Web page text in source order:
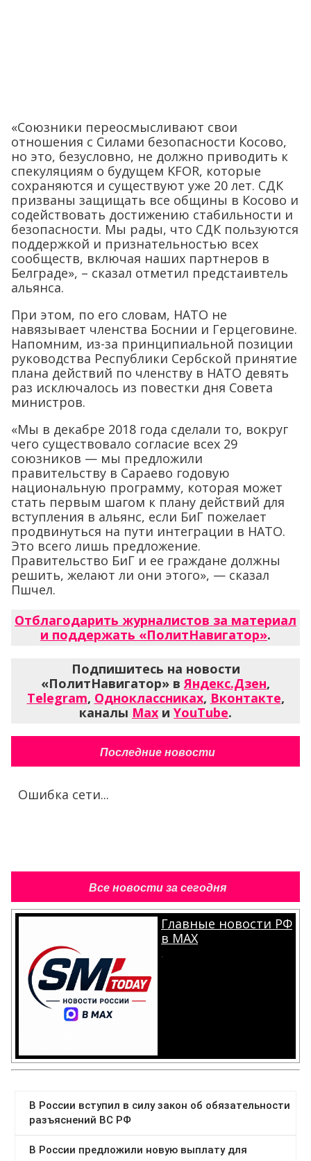
«Союзники переосмысливают свои
отношения с Силами безопасности Косово,
но это, безусловно, не должно приводить к
спекуляциям о будущем KFOR, которые
сохраняются и существуют уже 20 лет. СДК
призваны защищать все общины в Косово и
содействовать достижению стабильности и
безопасности. Мы рады, что СДК пользуются
поддержкой и признательностью всех
сообществ, включая наших партнеров в
Белграде», – сказал отметил предстаивтель
альянса.
При этом, по его словам, НАТО не
навязывает членства Боснии и Герцеговине.
Напомним, из-за принципиальной позиции
руководства Республики Сербской принятие
плана действий по членству в НАТО девять
раз исключалось из повестки дня Совета
министров.
«Мы в декабре 2018 года сделали то, вокруг
чего существовало согласие всех 29
союзников — мы предложили
правительству в Сараево годовую
национальную программу, которая может
стать первым шагом к плану действий для
вступления в альянс, если БиГ пожелает
продвинуться на пути интеграции в НАТО.
Это всего лишь предложение.
Правительство БиГ и ее граждане должны
решить, желают ли они этого», — сказал
Пшчел.
Отблагодарить журналистов за материал
и поддержать «ПолитНавигатор».
Подпишитесь на новости
«ПолитНавигатор» вЯндекс.Дзен,
Telegram, Одноклассниках, Вконтакте,
каналы Max и YouTube.
Последние новости
Ошибка сети...
Все новости за сегодня
Главные новости РФ
в MAX
.